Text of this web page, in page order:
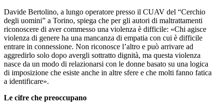
Davide Bertolino, a lungo operatore presso il CUAV del “Cerchio
degli uomini” a Torino, spiega che per gli autori di maltrattamenti
riconoscere di aver commesso una violenza è difficile: «Chi agisce
violenza di genere ha una mancanza di empatia con cui è difficile
entrare in connessione. Non riconosce l’altro e può arrivare ad
aggredirlo solo dopo avergli sottratto dignità, ma questa violenza
nasce da un modo di relazionarsi con le donne basato su una logica
di imposizione che esiste anche in altre sfere e che molti fanno fatica
a identificare».
Le cifre che preoccupano